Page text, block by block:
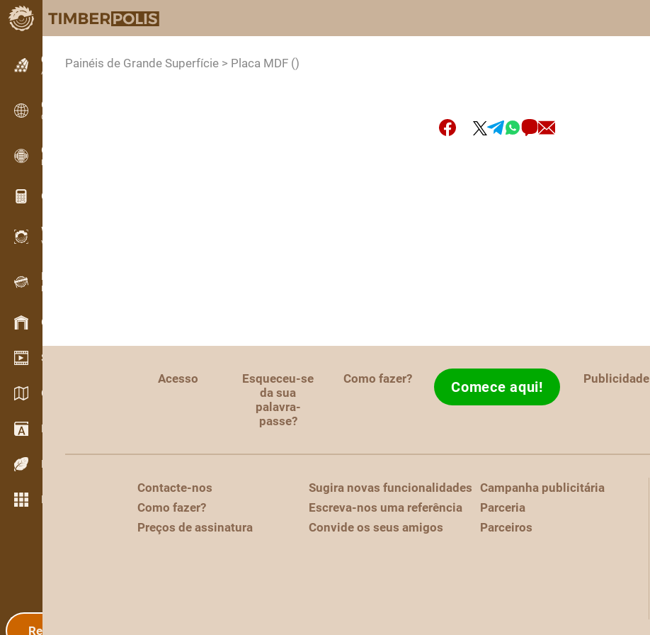
Classificados
Anúncios de texto
Classificados
Classificados internacionais
OPTI-TIMB
Esquemas de corte
Calculadoras de madeira
WoodProfi
Volume de madeira com IA
Registador de dados
Inventário de madeira em campo
Gestão de stocks
Showroom de vídeo
Catálogos / Brochuras
Dicionário
Espécies de madeira
Mais funcionalidades
Registo
Painéis de Grande Superfície > Placa MDF ()
Acesso
Esqueceu-se
da sua
palavra-
passe?
Como fazer? Comece aqui! Publicidade
Contacte-nos
Como fazer?
Preços de assinatura
Sugira novas funcionalidades
Escreva-nos uma referência
Convide os seus amigos
Campanha publicitária
Parceria
Parceiros